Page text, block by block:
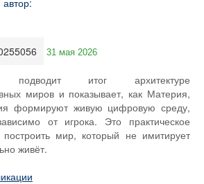
31 мая 2026
итог архитектуре
миров и показывает, как Материя,
формируют живую цифровую среду,
от игрока. Это практическое
построить мир, который не имитирует
живёт.